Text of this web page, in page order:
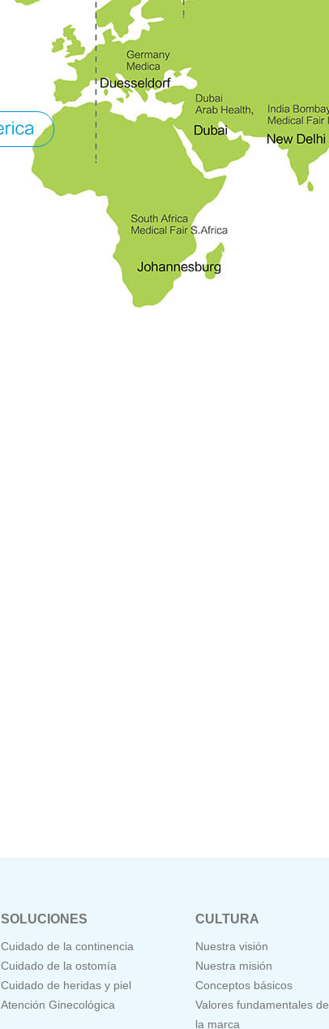
SOLUCIONES
Cuidado de la continencia
Cuidado de la ostomía
Cuidado de heridas y piel
Atención Ginecológica
CULTURA
Nuestra visión
Nuestra misión
Conceptos básicos
Valores fundamentales de
la marca